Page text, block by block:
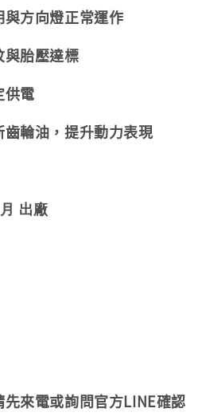
方向燈正常運作
胎壓達標
電
輪油，提升動力表現
出廠
來電或詢問官方LINE確認